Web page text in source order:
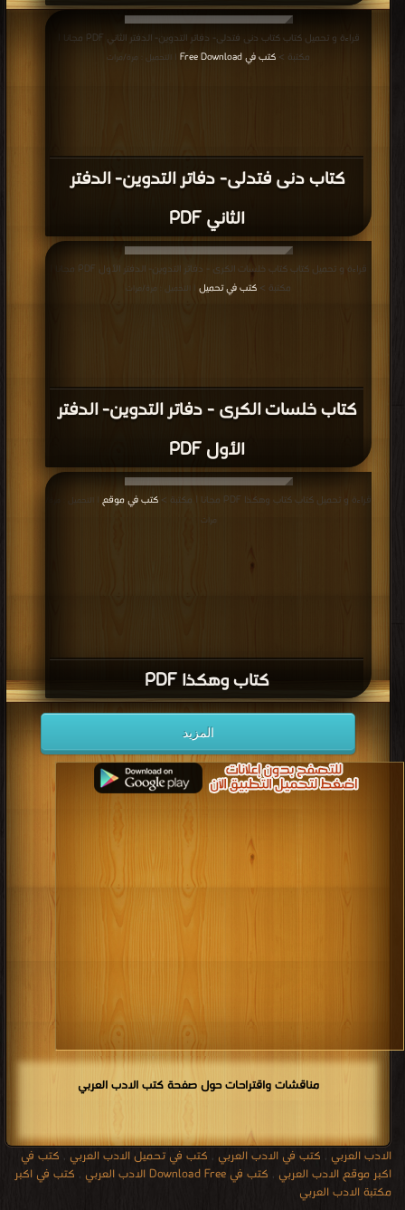
كتاب دنى فتدلى- دفاتر التدوين- الدفتر
الثاني PDF
قراءة و تحميل كتاب كتاب دنى فتدلى- دفاتر التدوين- الدفتر الثاني PDF مجانا |
مكتبة > كتب في Free Download | التحميل : مرة/مرات
كتاب خلسات الكرى - دفاتر التدوين- الدفتر
الأول PDF
قراءة و تحميل كتاب كتاب خلسات الكرى - دفاتر التدوين- الدفتر الأول PDF مجانا |
مكتبة > كتب في تحميل | التحميل : مرة/مرات
كتاب وهكذا PDF
قراءة و تحميل كتاب كتاب وهكذا PDF مجانا | مكتبة > كتب في موقع
| التحميل : مرة/
مرات
المزيد
مناقشات واقتراحات حول صفحة كتب الادب العربي
الادب العربي , كتب في الادب العربي , كتب في تحميل الادب العربي , كتب في
اكبر موقع الادب العربي , كتب في Download Free الادب العربي , كتب في اكبر
مكتبة الادب العربي